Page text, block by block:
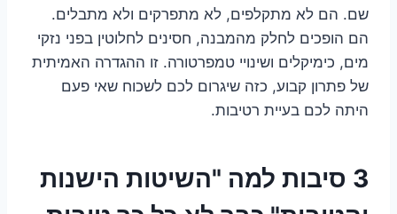
שם. הם לא מתקלפים, לא מתפרקים ולא מתבלים.
הם הופכים לחלק מהמבנה, חסינים לחלוטין בפני נזקי
מים, כימיקלים ושינויי טמפרטורה. זו ההגדרה האמיתית
של פתרון קבוע, כזה שיגרום לכם לשכוח שאי פעם
היתה לכם בעיית רטיבות.
3 סיבות למה "השיטות הישנות